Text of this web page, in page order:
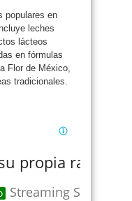
populares en
leches
lácteos
en fórmulas
Flor de México,
tradicionales.